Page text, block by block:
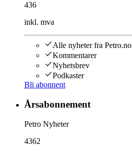
436
inkl. mva
Alle nyheter fra Petro.no
Kommentarer
Nyhetsbrev
Podkaster
Bli abonnent
Årsabonnement
Petro Nyheter
4362